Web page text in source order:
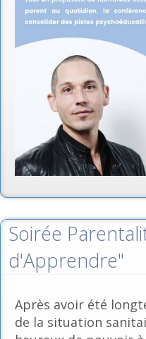
Soirée
d'Apprendre"
Après avoir été
de la situation